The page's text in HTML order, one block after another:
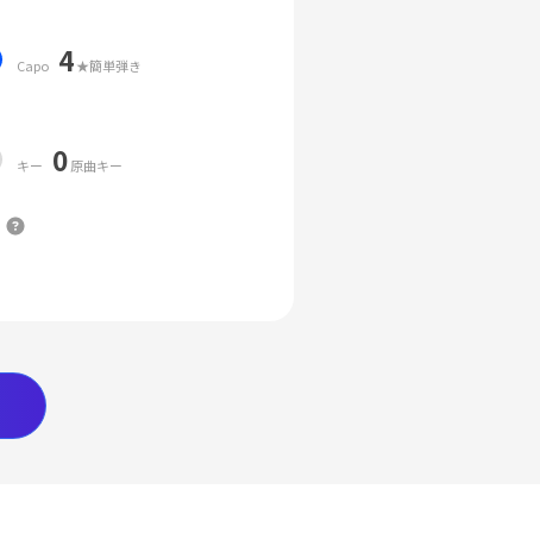
Capo 4★簡単弾き
キー 0原曲キー